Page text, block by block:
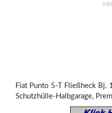
Fiat Punto 5-T Fließheck
Schutzhülle-Halbgarage,